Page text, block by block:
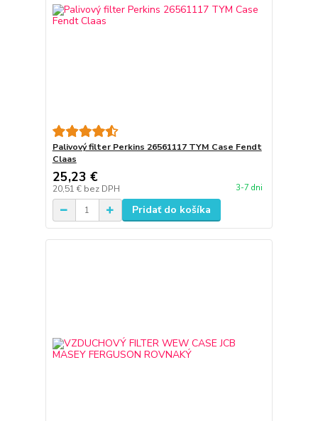
Palivový filter Perkins 26561117 TYM Case Fendt
Claas
25,23 €
20,51 € bez DPH 3-7 dni
Pridať do košíka